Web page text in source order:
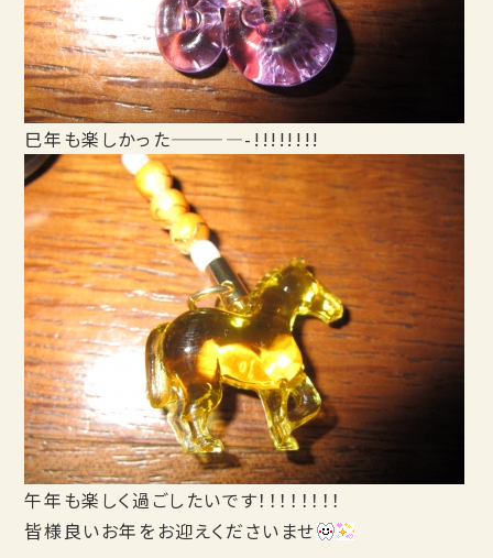
巳年も楽しかった————-!!!!!!!!
午年も楽しく過ごしたいです！！！！！！！！
皆様良いお年をお迎えくださいませ